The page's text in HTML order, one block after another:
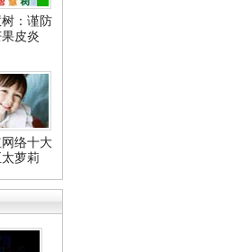
：谨防
皮炎
络十大
萝莉